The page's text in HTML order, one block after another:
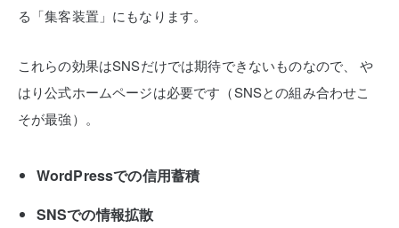
る「集客装置」にもなります。
これらの効果はSNSだけでは期待できないものなので、
や
はり公式ホームページは必要です（SNSとの組み合わせこ
そが最強）。
WordPressでの信用蓄積
SNSでの情報拡散